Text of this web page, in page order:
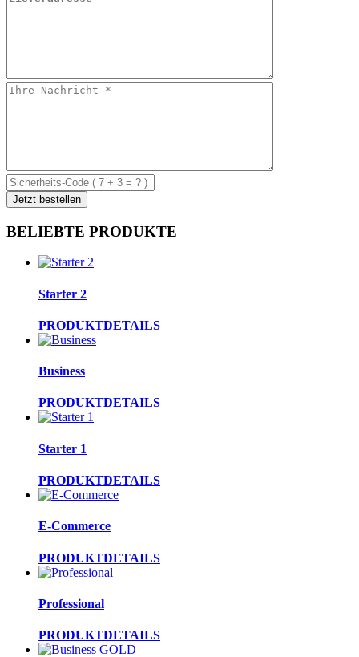
BELIEBTE PRODUKTE
Starter 2
PRODUKTDETAILS
Business
PRODUKTDETAILS
Starter 1
PRODUKTDETAILS
E-Commerce
PRODUKTDETAILS
Professional
PRODUKTDETAILS